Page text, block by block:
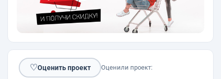
♡Оценить проект Оценили проект: